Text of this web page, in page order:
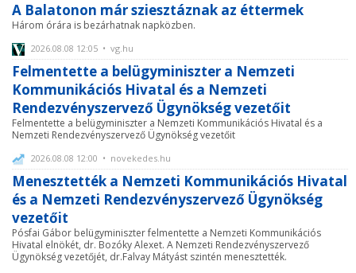
A Balatonon már sziesztáznak az éttermek
Három órára is bezárhatnak napközben.
2026.08.08 12:05 • vg.hu
Felmentette a belügyminiszter a Nemzeti
Kommunikációs Hivatal és a Nemzeti
Rendezvényszervező Ügynökség vezetőit
Felmentette a belügyminiszter a Nemzeti Kommunikációs Hivatal és a
Nemzeti Rendezvényszervező Ügynökség vezetőit
2026.08.08 12:00 • novekedes.hu
Menesztették a Nemzeti Kommunikációs Hivatal
és a Nemzeti Rendezvényszervező Ügynökség
vezetőit
Pósfai Gábor belügyminiszter felmentette a Nemzeti Kommunikációs
Hivatal elnökét, dr. Bozóky Alexet. A Nemzeti Rendezvényszervező
Ügynökség vezetőjét, dr.Falvay Mátyást szintén menesztették.